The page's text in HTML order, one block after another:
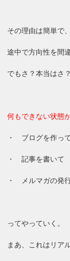
その理由は簡単で、
途中で方向性を間
でもさ？本当はさ？
何もできない状態
・ ブログを作って
・ 記事を書いて
・ メルマガの発
ってやっていく。
まあ、これはリア